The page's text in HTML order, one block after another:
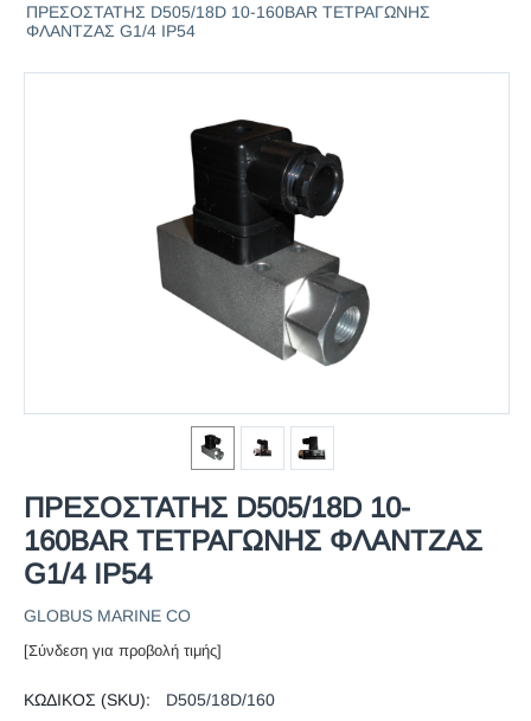
ΠΡΕΣΟΣΤΑΤΗΣ D505/18D 10-160BAR ΤΕΤΡΑΓΩΝΗΣ
ΦΛΑΝΤΖΑΣ G1/4 IP54
ΠΡΕΣΟΣΤΑΤΗΣ D505/18D 10-
160BAR ΤΕΤΡΑΓΩΝΗΣ ΦΛΑΝΤΖΑΣ
G1/4 IP54
GLOBUS MARINE CO
[Σύνδεση για προβολή τιμής]
ΚΩΔΙΚΟΣ (SKU):
D505/18D/160